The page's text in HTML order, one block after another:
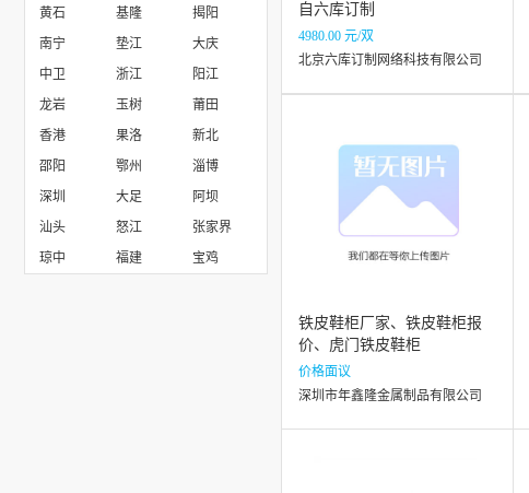
黄石
基隆
揭阳
南宁
垫江
大庆
中卫
浙江
阳江
龙岩
玉树
莆田
香港
果洛
新北
邵阳
鄂州
淄博
深圳
大足
阿坝
汕头
怒江
张家界
琼中
福建 宝鸡
自六库订制
4980.00 元/双
北京六库订制网络科技有限公司
铁皮鞋柜厂家、铁皮鞋柜报
价、虎门铁皮鞋柜
价格面议
深圳市年鑫隆金属制品有限公司